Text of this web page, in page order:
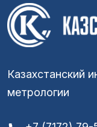
Казахстанский
метрологии